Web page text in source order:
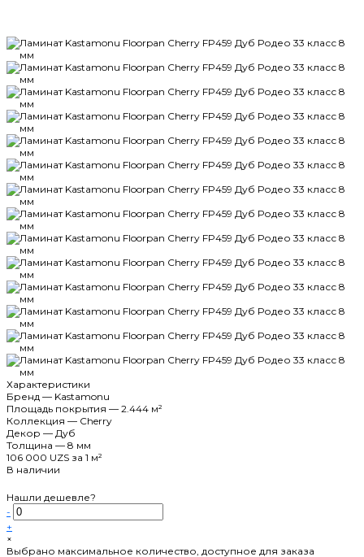
Характеристики
Бренд — Kastamonu
Площадь покрытия — 2.444 м²
Коллекция — Cherry
Декор — Дуб
Толщина — 8 мм
106 000 UZS за 1 м²
В наличии
Нашли дешевле?
-
+
×
Выбрано максимальное количество, доступное для заказа